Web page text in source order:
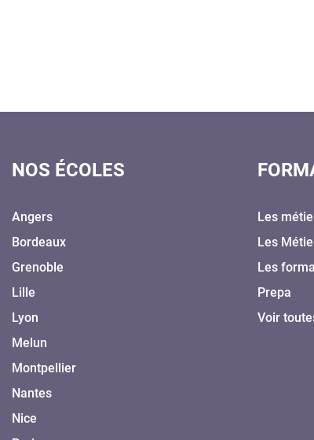
NOS ÉCOLES
Angers
Bordeaux
Grenoble
Lille
Lyon
Melun
Montpellier
Nantes
Nice
Les
Les
Les
Prepa
Voir